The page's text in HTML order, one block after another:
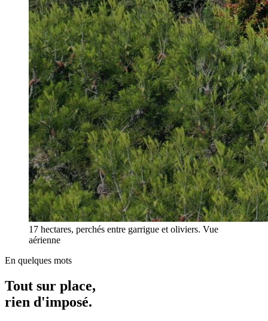
17 hectares, perchés entre garrigue et oliviers. Vue
aérienne
En quelques mots
Tout sur place,
rien d'imposé.